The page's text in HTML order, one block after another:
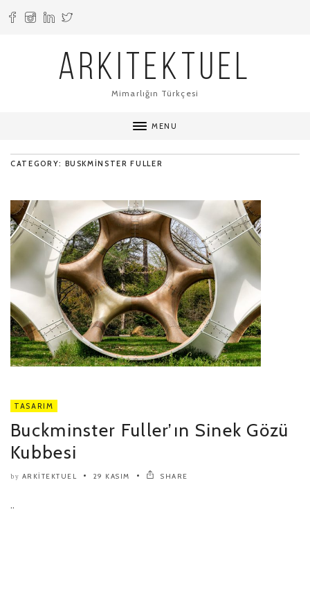
ARKITEKTUEL
Mimarlığın Türkçesi
MENU
CATEGORY: BUSKMINSTER FULLER
TASARIM
Buckminster Fuller’ın Sinek Gözü
Kubbesi
by ARKITEKTUEL 29 KASIM SHARE
..